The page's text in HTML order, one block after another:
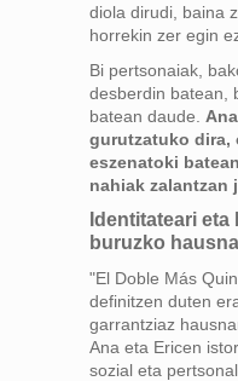
diola dirudi, baina
horrekin zer egin
Bi pertsonaiak,
desberdin batean,
batean daude.
gurutzatuko dira,
eszenatoki
nahiak zalantzan
Identitateari
buruzko
"El Doble Más
definitzen duten
garrantziaz
Ana eta Ericen
sozial eta